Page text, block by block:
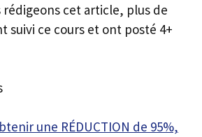
rédigeons cet article, plus de
suivi ce cours et ont posté 4+
une RÉDUCTION de 95%,